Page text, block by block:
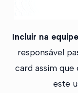
Incluir na
responsável
card assim que
este